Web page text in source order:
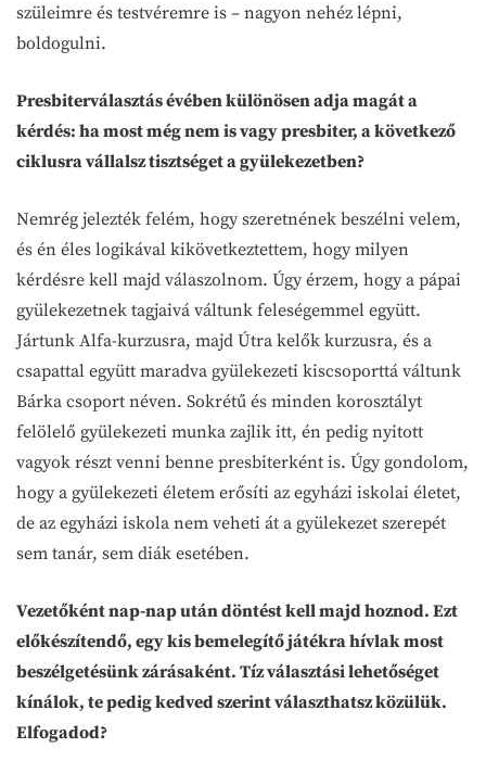
szüleimre és testvéremre is – nagyon nehéz lépni,
boldogulni.
Presbiterválasztás évében különösen adja magát a
kérdés: ha most még nem is vagy presbiter, a következő
ciklusra vállalsz tisztséget a gyülekezetben?
Nemrég jelezték felém, hogy szeretnének beszélni velem,
és én éles logikával kikövetkeztettem, hogy milyen
kérdésre kell majd válaszolnom. Úgy érzem, hogy a pápai
gyülekezetnek tagjaivá váltunk feleségemmel együtt.
Jártunk Alfa-kurzusra, majd Útra kelők kurzusra, és a
csapattal együtt maradva gyülekezeti kiscsoporttá váltunk
Bárka csoport néven. Sokrétű és minden korosztályt
felölelő gyülekezeti munka zajlik itt, én pedig nyitott
vagyok részt venni benne presbiterként is. Úgy gondolom,
hogy a gyülekezeti életem erősíti az egyházi iskolai életet,
de az egyházi iskola nem veheti át a gyülekezet szerepét
sem tanár, sem diák esetében.
Vezetőként nap-nap után döntést kell majd hoznod. Ezt
előkészítendő, egy kis bemelegítő játékra hívlak most
beszélgetésünk zárásaként. Tíz választási lehetőséget
kínálok, te pedig kedved szerint választhatsz közülük.
Elfogadod?